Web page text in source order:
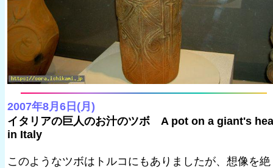
2007年8月6日(月)
イタリアの巨人のお汁のツボ A pot on a giant's
in Italy
このようなツボはトルコにもありましたが、想像を絶